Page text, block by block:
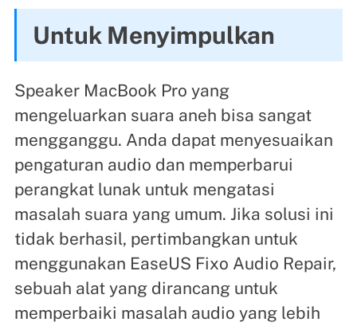
Untuk Menyimpulkan
Speaker MacBook Pro yang
mengeluarkan suara aneh bisa sangat
mengganggu. Anda dapat menyesuaikan
pengaturan audio dan memperbarui
perangkat lunak untuk mengatasi
masalah suara yang umum. Jika solusi ini
tidak berhasil, pertimbangkan untuk
menggunakan EaseUS Fixo Audio Repair,
sebuah alat yang dirancang untuk
memperbaiki masalah audio yang lebih